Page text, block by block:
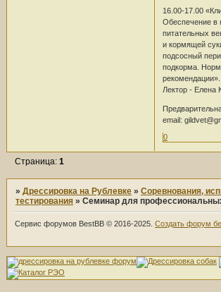
16.00-17.00
Обеспечение в
питательных
и кормящей
подсосный
подкорма.
рекомендации».
Лектор - Елена
email:
0
Страница:1
»Дрессировка на Рублевке »Соревнования,
тестирования »Семинар для
Сервис форумов BestBB © 2016-2025.Создать форум